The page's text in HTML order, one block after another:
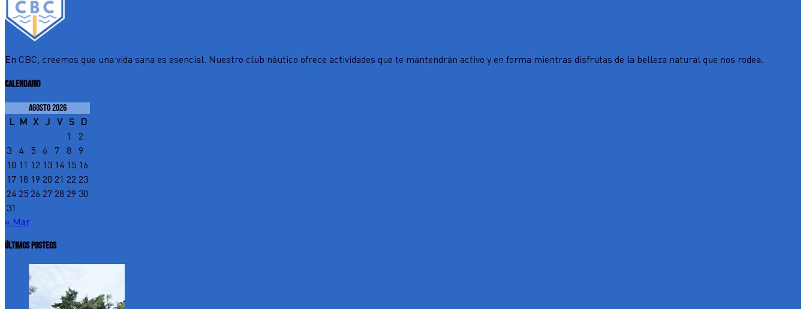
En CBC, creemos que una vida sana es esencial. Nuestro club náutico ofrece actividades que te mantendrán activo y en forma mientras disfrutas de la belleza natural que nos rodea.
CALENDARIO
agosto 2026
L M X J V S D
1
2
3
4 5 6 7 8
9
10 11 12 13 14 15 16
17 18 19 20 21 22 23
24 25 26 27 28 29 30
31
« Mar
ÚLTIMOS POSTEOS